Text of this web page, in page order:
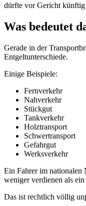
dürfte vor Gericht künftig
Was bedeutet
Gerade in der
Entgeltunterschiede.
Einige Beispiele:
Fernverkehr
Nahverkehr
Stückgut
Tankverkehr
Holztransport
Schwertransport
Gefahrgut
Werksverkehr
Ein Fahrer im nationalen
weniger verdienen als
Das ist rechtlich völlig